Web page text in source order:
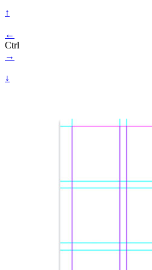
↑
←
Ctrl
→
↓